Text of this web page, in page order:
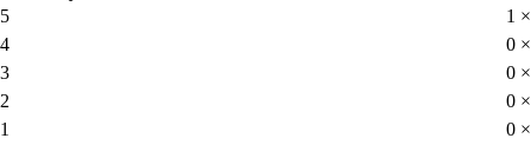
5
1 ×
4
0 ×
3
0 ×
2
0 ×
1
0 ×